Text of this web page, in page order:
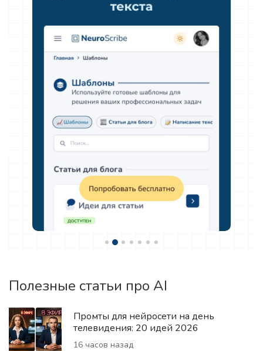
Полезные статьи про AI
Промты для нейросети на день
телевидения: 20 идей 2026
16 часов назад